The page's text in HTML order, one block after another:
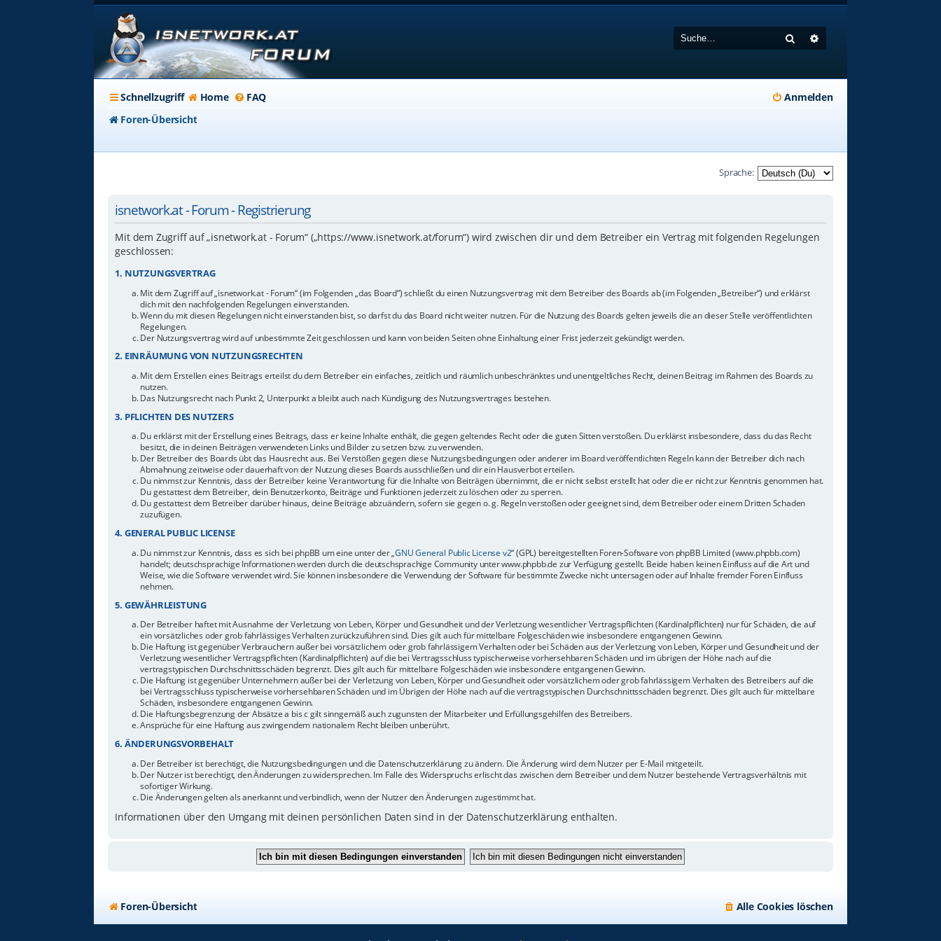
Suche
Schnellzugriff Home FAQ
Anmelden
Foren-Übersicht
Sprache:
isnetwork.at - Forum - Registrierung
Mit dem Zugriff auf „isnetwork.at - Forum“ („https://www.isnetwork.at/forum“) wird zwischen dir und dem Betreiber ein Vertrag mit folgenden Regelungen
geschlossen:
1. NUTZUNGSVERTRAG
Mit dem Zugriff auf „isnetwork.at - Forum“ (im Folgenden „das Board“) schließt du einen Nutzungsvertrag mit dem Betreiber des Boards ab (im Folgenden „Betreiber“) und erklärst
dich mit den nachfolgenden Regelungen einverstanden.
Wenn du mit diesen Regelungen nicht einverstanden bist, so darfst du das Board nicht weiter nutzen. Für die Nutzung des Boards gelten jeweils die an dieser Stelle veröffentlichten
Regelungen.
Der Nutzungsvertrag wird auf unbestimmte Zeit geschlossen und kann von beiden Seiten ohne Einhaltung einer Frist jederzeit gekündigt werden.
2. EINRÄUMUNG VON NUTZUNGSRECHTEN
Mit dem Erstellen eines Beitrags erteilst du dem Betreiber ein einfaches, zeitlich und räumlich unbeschränktes und unentgeltliches Recht, deinen Beitrag im Rahmen des Boards zu
nutzen.
Das Nutzungsrecht nach Punkt 2, Unterpunkt a bleibt auch nach Kündigung des Nutzungsvertrages bestehen.
3. PFLICHTEN DES NUTZERS
Du erklärst mit der Erstellung eines Beitrags, dass er keine Inhalte enthält, die gegen geltendes Recht oder die guten Sitten verstoßen. Du erklärst insbesondere, dass du das Recht
besitzt, die in deinen Beiträgen verwendeten Links und Bilder zu setzen bzw. zu verwenden.
Der Betreiber des Boards übt das Hausrecht aus. Bei Verstößen gegen diese Nutzungsbedingungen oder anderer im Board veröffentlichten Regeln kann der Betreiber dich nach
Abmahnung zeitweise oder dauerhaft von der Nutzung dieses Boards ausschließen und dir ein Hausverbot erteilen.
Du nimmst zur Kenntnis, dass der Betreiber keine Verantwortung für die Inhalte von Beiträgen übernimmt, die er nicht selbst erstellt hat oder die er nicht zur Kenntnis genommen hat.
Du gestattest dem Betreiber, dein Benutzerkonto, Beiträge und Funktionen jederzeit zu löschen oder zu sperren.
Du gestattest dem Betreiber darüber hinaus, deine Beiträge abzuändern, sofern sie gegen o. g. Regeln verstoßen oder geeignet sind, dem Betreiber oder einem Dritten Schaden
zuzufügen.
4. GENERAL PUBLIC LICENSE
Du nimmst zur Kenntnis, dass es sich bei phpBB um eine unter der „GNU General Public License v2“ (GPL) bereitgestellten Foren-Software von phpBB Limited (www.phpbb.com)
handelt; deutschsprachige Informationen werden durch die deutschsprachige Community unter www.phpbb.de zur Verfügung gestellt. Beide haben keinen Einfluss auf die Art und
Weise, wie die Software verwendet wird. Sie können insbesondere die Verwendung der Software für bestimmte Zwecke nicht untersagen oder auf Inhalte fremder Foren Einfluss
nehmen.
5. GEWÄHRLEISTUNG
Der Betreiber haftet mit Ausnahme der Verletzung von Leben, Körper und Gesundheit und der Verletzung wesentlicher Vertragspflichten (Kardinalpflichten) nur für Schäden, die auf
ein vorsätzliches oder grob fahrlässiges Verhalten zurückzuführen sind. Dies gilt auch für mittelbare Folgeschäden wie insbesondere entgangenen Gewinn.
Die Haftung ist gegenüber Verbrauchern außer bei vorsätzlichem oder grob fahrlässigem Verhalten oder bei Schäden aus der Verletzung von Leben, Körper und Gesundheit und der
Verletzung wesentlicher Vertragspflichten (Kardinalpflichten) auf die bei Vertragsschluss typischerweise vorhersehbaren Schäden und im übrigen der Höhe nach auf die
vertragstypischen Durchschnittsschäden begrenzt. Dies gilt auch für mittelbare Folgeschäden wie insbesondere entgangenen Gewinn.
Die Haftung ist gegenüber Unternehmern außer bei der Verletzung von Leben, Körper und Gesundheit oder vorsätzlichem oder grob fahrlässigem Verhalten des Betreibers auf die
bei Vertragsschluss typischerweise vorhersehbaren Schäden und im Übrigen der Höhe nach auf die vertragstypischen Durchschnittsschäden begrenzt. Dies gilt auch für mittelbare
Schäden, insbesondere entgangenen Gewinn.
Die Haftungsbegrenzung der Absätze a bis c gilt sinngemäß auch zugunsten der Mitarbeiter und Erfüllungsgehilfen des Betreibers.
Ansprüche für eine Haftung aus zwingendem nationalem Recht bleiben unberührt.
6. ÄNDERUNGSVORBEHALT
Der Betreiber ist berechtigt, die Nutzungsbedingungen und die Datenschutzerklärung zu ändern. Die Änderung wird dem Nutzer per E-Mail mitgeteilt.
Der Nutzer ist berechtigt, den Änderungen zu widersprechen. Im Falle des Widerspruchs erlischt das zwischen dem Betreiber und dem Nutzer bestehende Vertragsverhältnis mit
sofortiger Wirkung.
Die Änderungen gelten als anerkannt und verbindlich, wenn der Nutzer den Änderungen zugestimmt hat.
Informationen über den Umgang mit deinen persönlichen Daten sind in der Datenschutzerklärung enthalten.
Foren-Übersicht Alle Cookies löschen